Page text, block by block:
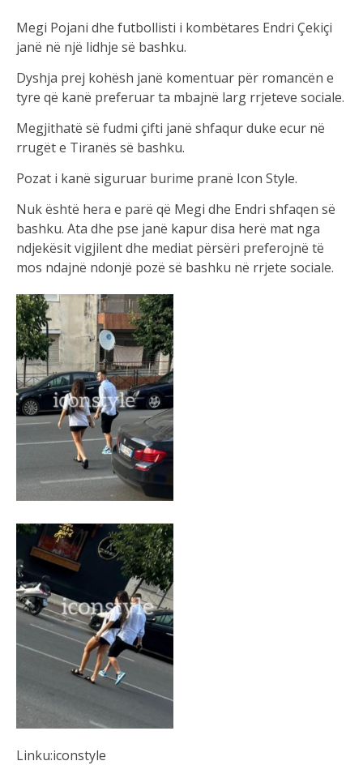
Megi Pojani dhe futbollisti i kombëtares Endri Çekiçi
janë në një lidhje së bashku.
Dyshja prej kohësh janë komentuar për romancën e
tyre që kanë preferuar ta mbajnë larg rrjeteve sociale.
Megjithatë së fudmi çifti janë shfaqur duke ecur në
rrugët e Tiranës së bashku.
Pozat i kanë siguruar burime pranë Icon Style.
Nuk është hera e parë që Megi dhe Endri shfaqen së
bashku. Ata dhe pse janë kapur disa herë mat nga
ndjekësit vigjilent dhe mediat përsëri preferojnë të
mos ndajnë ndonjë pozë së bashku në rrjete sociale.
Linku:iconstyle